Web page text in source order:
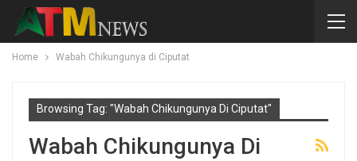
Home Wabah Chikungunya di Ciputat
Browsing Tag: "Wabah Chikungunya Di Ciputat"
Wabah Chikungunya Di